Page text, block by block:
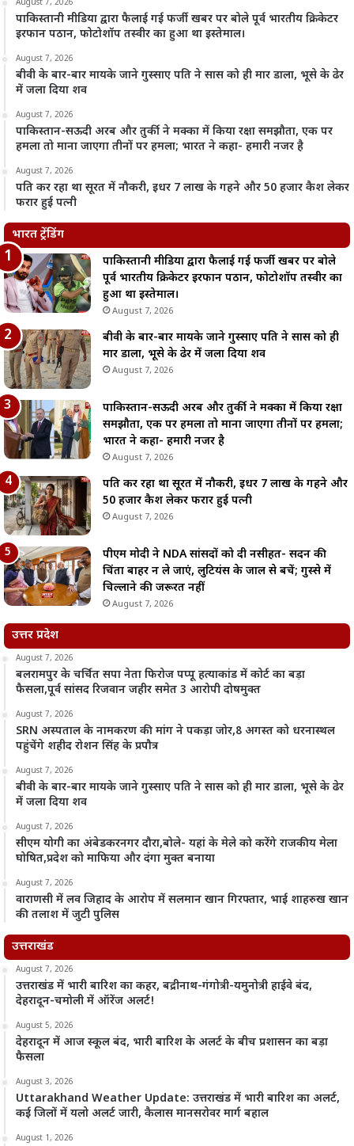
August 7, 2026
पाकिस्तानी मीडिया द्वारा फैलाई गई फर्जी खबर पर बोले पूर्व भारतीय क्रिकेटर
इरफान पठान, फोटोशॉप तस्वीर का हुआ था इस्तेमाल।
August 7, 2026
बीवी के बार-बार मायके जाने गुस्साए पति ने सास को ही मार डाला, भूसे के ढेर
में जला दिया शव
August 7, 2026
पाकिस्तान-सऊदी अरब और तुर्की ने मक्का में किया रक्षा समझौता, एक पर
हमला तो माना जाएगा तीनों पर हमला; भारत ने कहा- हमारी नजर है
August 7, 2026
पति कर रहा था सूरत में नौकरी, इधर 7 लाख के गहने और 50 हजार कैश लेकर
फरार हुई पत्नी
भारत ट्रेंडिंग
पाकिस्तानी मीडिया द्वारा फैलाई गई फर्जी खबर पर बोले
पूर्व भारतीय क्रिकेटर इरफान पठान, फोटोशॉप तस्वीर का
हुआ था इस्तेमाल।
August 7, 2026
बीवी के बार-बार मायके जाने गुस्साए पति ने सास को ही
मार डाला, भूसे के ढेर में जला दिया शव
August 7, 2026
पाकिस्तान-सऊदी अरब और तुर्की ने मक्का में किया रक्षा
समझौता, एक पर हमला तो माना जाएगा तीनों पर हमला;
भारत ने कहा- हमारी नजर है
August 7, 2026
पति कर रहा था सूरत में नौकरी, इधर 7 लाख के गहने और
50 हजार कैश लेकर फरार हुई पत्नी
August 7, 2026
पीएम मोदी ने NDA सांसदों को दी नसीहत- सदन की
चिंता बाहर न ले जाएं, लुटियंस के जाल से बचें; गुस्से में
चिल्लाने की जरूरत नहीं
August 7, 2026
उत्तर प्रदेश
August 7, 2026
बलरामपुर के चर्चित सपा नेता फिरोज पप्पू हत्याकांड में कोर्ट का बड़ा
फैसला,पूर्व सांसद रिजवान जहीर समेत 3 आरोपी दोषमुक्त
August 7, 2026
SRN अस्पताल के नामकरण की मांग ने पकड़ा जोर,8 अगस्त को धरनास्थल
पहुंचेंगे शहीद रोशन सिंह के प्रपौत्र
August 7, 2026
बीवी के बार-बार मायके जाने गुस्साए पति ने सास को ही मार डाला, भूसे के ढेर
में जला दिया शव
August 7, 2026
सीएम योगी का अंबेडकरनगर दौरा,बोले- यहां के मेले को करेंगे राजकीय मेला
घोषित,प्रदेश को माफिया और दंगा मुक्त बनाया
August 7, 2026
वाराणसी में लव जिहाद के आरोप में सलमान खान गिरफ्तार, भाई शाहरुख खान
की तलाश में जुटी पुलिस
उत्तराखंड
August 7, 2026
उत्तराखंड में भारी बारिश का कहर, बद्रीनाथ-गंगोत्री-यमुनोत्री हाईवे बंद,
देहरादून-चमोली में ऑरेंज अलर्ट!
August 5, 2026
देहरादून में आज स्कूल बंद, भारी बारिश के अलर्ट के बीच प्रशासन का बड़ा
फैसला
August 3, 2026
Uttarakhand Weather Update: उत्तराखंड में भारी बारिश का अलर्ट,
कई जिलों में यलो अलर्ट जारी, कैलास मानसरोवर मार्ग बहाल
August 1, 2026